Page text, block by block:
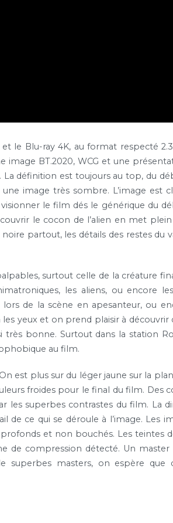
le Blu-ray 4K, au format respecté
image BT.2020, WCG et une
La définition est toujours au top, du
image très sombre. L’image est
le film dés le générique du
le cocon de l’alien en met plein
partout, les détails des restes du
surtout celle de la créature
les aliens, ou encore
lors de la scène en apesanteur, ou
yeux et on prend plaisir à découvrir
très bonne. Surtout dans la station
au film.
est plus sur du léger jaune sur la
froides pour le final du film. Des
les superbes contrastes du film. La
ce qui se déroule à l’image. Les
et non bouchés. Les teintes
de compression détecté. Un master
superbes masters, on espère que